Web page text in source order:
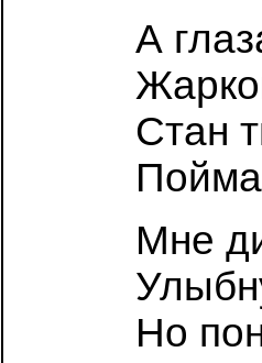
А
Стан
Мне
Но